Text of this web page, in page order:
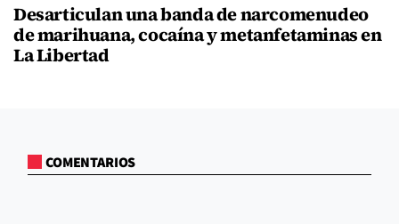
Desarticulan una banda de narcomenudeo
de marihuana, cocaína y metanfetaminas en
La Libertad
COMENTARIOS